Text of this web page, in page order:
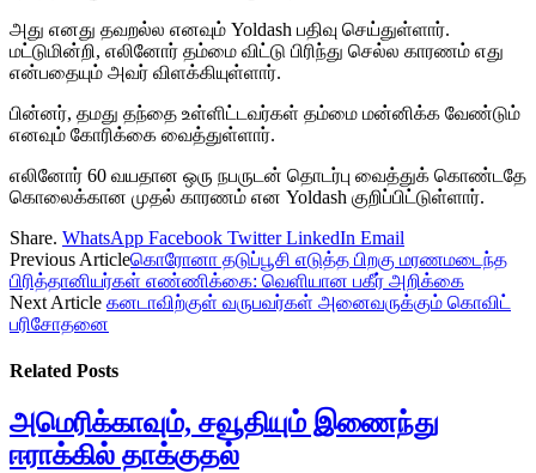
அது எனது தவறல்ல எனவும் Yoldash பதிவு செய்துள்ளார்.
மட்டுமின்றி, எலினோர் தம்மை விட்டு பிரிந்து செல்ல காரணம் எது
என்பதையும் அவர் விளக்கியுள்ளார்.
பின்னர், தமது தந்தை உள்ளிட்டவர்கள் தம்மை மன்னிக்க வேண்டும்
எனவும் கோரிக்கை வைத்துள்ளார்.
எலினோர் 60 வயதான ஒரு நபருடன் தொடர்பு வைத்துக் கொண்டதே
கொலைக்கான முதல் காரணம் என Yoldash குறிப்பிட்டுள்ளார்.
Share. WhatsApp Facebook Twitter LinkedIn Email
Previous Articleகொரோனா தடுப்பூசி எடுத்த பிறகு மரணமடைந்த
பிரித்தானியர்கள் எண்ணிக்கை: வெளியான பகீர் அறிக்கை
Next Article கனடாவிற்குள் வருபவர்கள் அனைவருக்கும் கொவிட்
பரிசோதனை
Related Posts
அமெரிக்காவும், சவூதியும் இணைந்து
ஈராக்கில் தாக்குதல்